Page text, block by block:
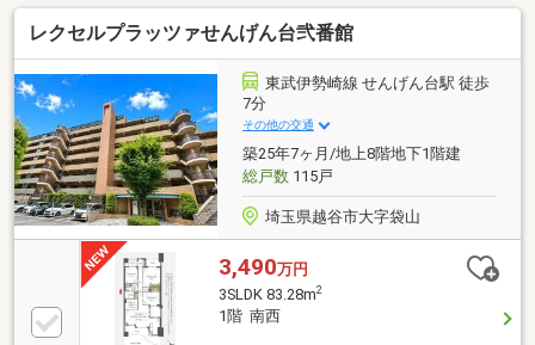
【やどかリッチ】使えます！豊かに過ごすには【イン
テリア】家具や家電と【エクステリア】カーポートや
楽しめる庭、この充実度で変わってきます。これらを
一括で購入でき、その代金を住宅ローンに組み込むこ
とが可能なサービス、それがやどかリッチです。
レクセルプラッツァせんげん台弐番館
東武伊勢崎線 せんげん台駅 徒歩
7分
その他の交通
築25年7ヶ月/地上8階地下1階建
総戸数115戸
埼玉県越谷市大字袋山
3,490万円
3SLDK 83.28m2
1階 南西